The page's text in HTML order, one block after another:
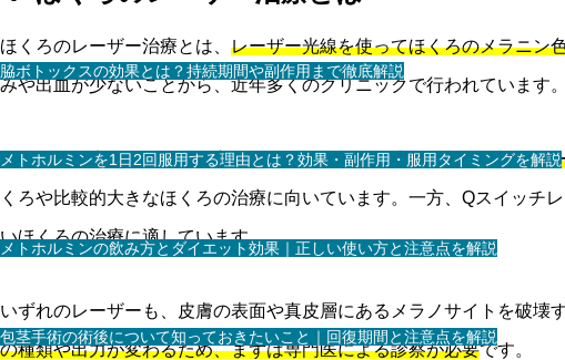
脇ボトックスの効果とは？持続期間や副作用まで徹底解説
メトホルミンを1日2回服用する理由とは？効果・副作用・服用タイミングを解説
メトホルミンの飲み方とダイエット効果｜正しい使い方と注意点を解説
包茎手術の術後について知っておきたいこと｜回復期間と注意点を解説
ほくろのレーザー治療とは、 レーザー光線を使ってほくろのメラニン
みや出血が少ないことから、近年多くのクリニックで行われています。
ほくろの治療に用いられる主なレーザーとして、 炭酸ガス（CO2）レ
くろや比較的大きなほくろの治療に向いています。一方、Qスイッ
いほくろの治療に適しています。
いずれのレーザーも、皮膚の表面や真皮層にあるメラノサイトを破壊
の種類や出力が変わるため、まずは専門医による診察が必要です。